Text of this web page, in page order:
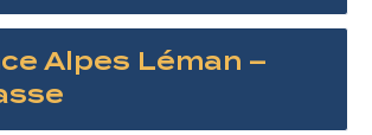
Alpes Léman –